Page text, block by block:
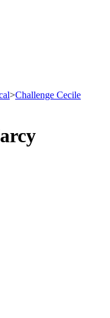
>Challenge Cecile